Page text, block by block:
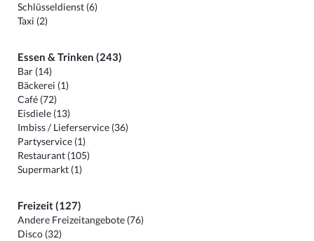
Schlüsseldienst (6)
Taxi (2)
Essen & Trinken (243)
Bar (14)
Bäckerei (1)
Café (72)
Eisdiele (13)
Imbiss / Lieferservice (36)
Partyservice (1)
Restaurant (105)
Supermarkt (1)
Freizeit (127)
Andere Freizeitangebote (76)
Disco (32)